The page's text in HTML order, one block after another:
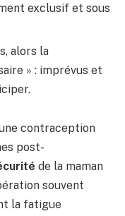
exclusif et sous
alors la
» : imprévus et
contraception
post-
de la maman
souvent
la fatigue